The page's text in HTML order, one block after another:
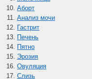
Аборт
Анализ мочи
Гастрит
Печень
Пятно
Эрозия
Овуляция
Слизь